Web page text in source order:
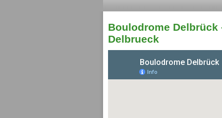
Boulodrome Delbrück
Delbrueck